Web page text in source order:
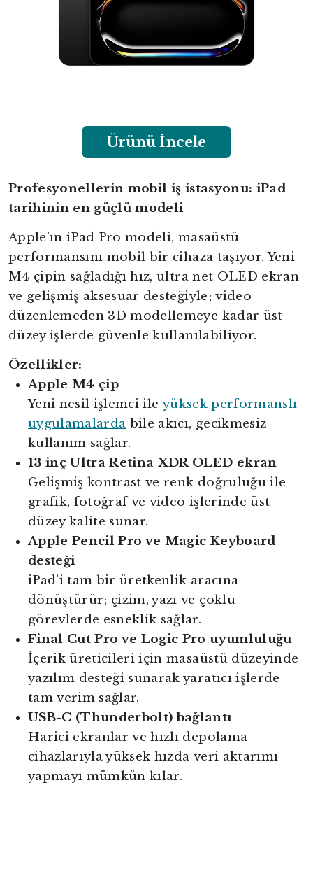
Ürünü İncele
Profesyonellerin mobil iş istasyonu: iPad
tarihinin en güçlü modeli
Apple’ın iPad Pro modeli, masaüstü
performansını mobil bir cihaza taşıyor. Yeni
M4 çipin sağladığı hız, ultra net OLED ekran
ve gelişmiş aksesuar desteğiyle; video
düzenlemeden 3D modellemeye kadar üst
düzey işlerde güvenle kullanılabiliyor.
Özellikler:
Apple M4 çip
Yeni nesil işlemci ileyüksek performanslı
uygulamalarda bile akıcı, gecikmesiz
kullanım sağlar.
13 inç Ultra Retina XDR OLED ekran
Gelişmiş kontrast ve renk doğruluğu ile
grafik, fotoğraf ve video işlerinde üst
düzey kalite sunar.
Apple Pencil Pro ve Magic Keyboard
desteği
iPad’i tam bir üretkenlik aracına
dönüştürür; çizim, yazı ve çoklu
görevlerde esneklik sağlar.
Final Cut Pro ve Logic Pro uyumluluğu
İçerik üreticileri için masaüstü düzeyinde
yazılım desteği sunarak yaratıcı işlerde
tam verim sağlar.
USB-C (Thunderbolt) bağlantı
Harici ekranlar ve hızlı depolama
cihazlarıyla yüksek hızda veri aktarımı
yapmayı mümkün kılar.